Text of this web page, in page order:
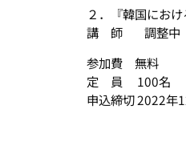
２．『韓国にお
講 師 調整中
参加費 無料
定 員 100名
申込締切 2022年